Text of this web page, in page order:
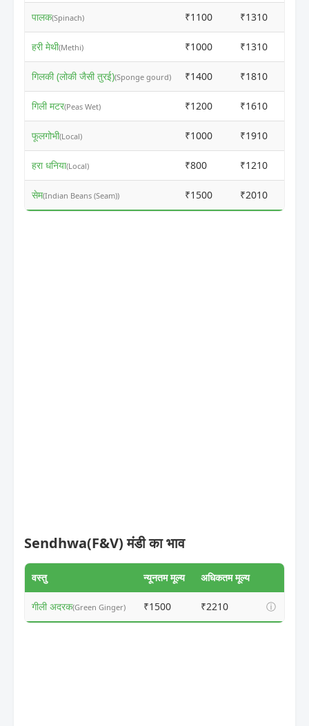
पालक(Spinach) ₹1100 ₹1310
हरी मेथी(Methi) ₹1000 ₹1310
गिलकी (लोकी जैसी तुरई)(Sponge gourd) ₹1400 ₹1810
गिली मटर(Peas Wet) ₹1200 ₹1610
फूलगोभी(Local) ₹1000 ₹1910
हरा धनिया(Local) ₹800 ₹1210
सेम(Indian Beans (Seam)) ₹1500 ₹2010
Sendhwa(F&V) मंडी का भाव
वस्तु न्यूनतम मूल्य अधिकतम मूल्य
गीली अदरक(Green Ginger) ₹1500 ₹2210 ⓘ